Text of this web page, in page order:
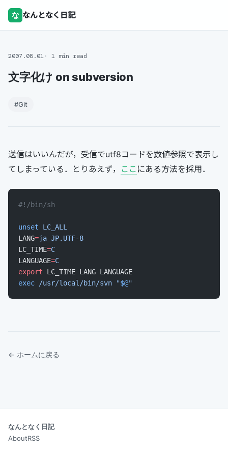
な なんとなく日記
2007.08.01 1 min read
文字化け on subversion
#Git
送信はいいんだが，受信でutf8コードを数値参照で表示し
てしまっている．とりあえず，
ここ にある方法を採用．
#!/bin/sh
unset LC_ALL
LANG=ja_JP.UTF-8
LC_TIME=C
LANGUAGE=C
export LC_TIME LANG LANGUAGE
exec /usr/local/bin/svn "$@"
← ホームに戻る
なんとなく日記
AboutRSS